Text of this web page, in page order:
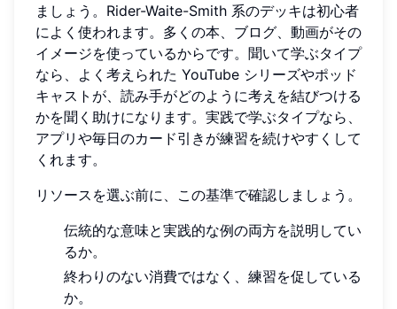
ましょう。Rider-Waite-Smith 系のデッキは初心者
によく使われます。多くの本、ブログ、動画がその
イメージを使っているからです。聞いて学ぶタイプ
なら、よく考えられた YouTube シリーズやポッド
キャストが、読み手がどのように考えを結びつける
かを聞く助けになります。実践で学ぶタイプなら、
アプリや毎日のカード引きが練習を続けやすくして
くれます。
リソースを選ぶ前に、この基準で確認しましょう。
伝統的な意味と実践的な例の両方を説明してい
るか。
終わりのない消費ではなく、練習を促している
か。